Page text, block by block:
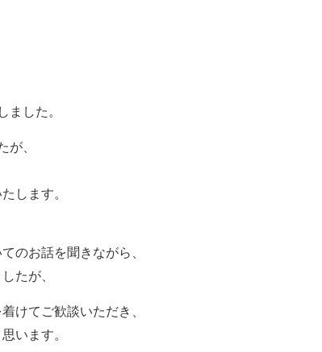
した。
、
します。
のお話を聞きながら、
たが、
けてご歓談いただき、
います。